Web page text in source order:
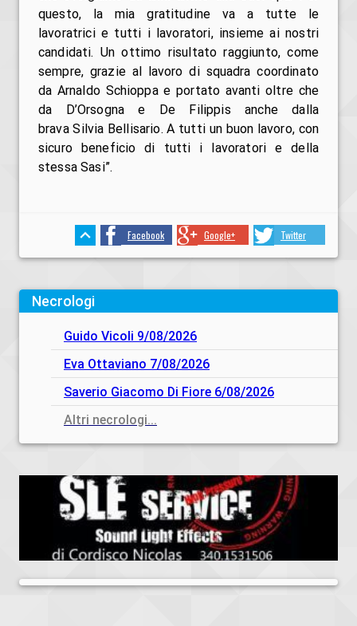
questo, la mia gratitudine va a tutte le
lavoratrici e tutti i lavoratori, insieme ai nostri
candidati. Un ottimo risultato raggiunto, come
sempre, grazie al lavoro di squadra coordinato
da Arnaldo Schioppa e portato avanti oltre che
da D’Orsogna e De Filippis anche dalla
brava Silvia Bellisario. A tutti un buon lavoro, con
sicuro beneficio di tutti i lavoratori e della
stessa Sasi”.
Facebook Google+ Twitter
Necrologi
Guido Vicoli 9/08/2026
Eva Ottaviano 7/08/2026
Saverio Giacomo Di Fiore 6/08/2026
Altri necrologi...